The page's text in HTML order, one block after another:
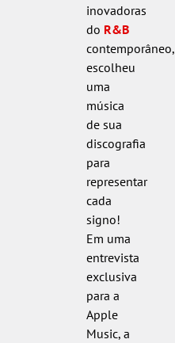
inovadoras
do R&B
contemporâneo,
escolheu
uma
música
de sua
discografia
para
representar
cada
signo!
Em uma
entrevista
exclusiva
para a
Apple
Music, a